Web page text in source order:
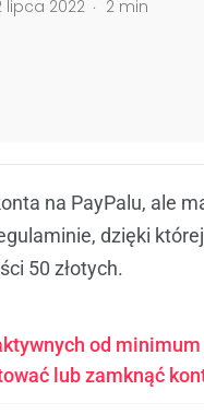
lipca 2022 2 min
na PayPalu, ale
dzięki
50 złotych.
od minimum
lub zamknąć